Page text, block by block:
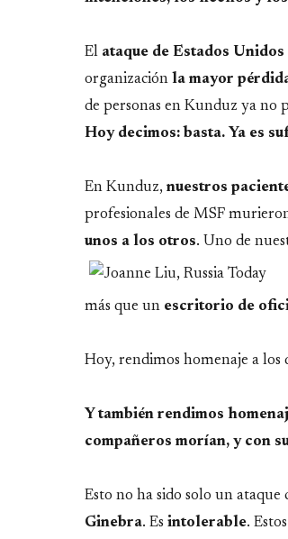
El ataque de Estados
organización la mayor
de personas en Kunduz ya no
Hoy decimos: basta. Ya es
En Kunduz, nuestros
profesionales de MSF
unos a los otros. Uno de
más que un escritorio de
Hoy, rendimos homenaje a los
Y también rendimos
compañeros morían, y con
Esto no ha sido solo un
Ginebra. Es intolerable.